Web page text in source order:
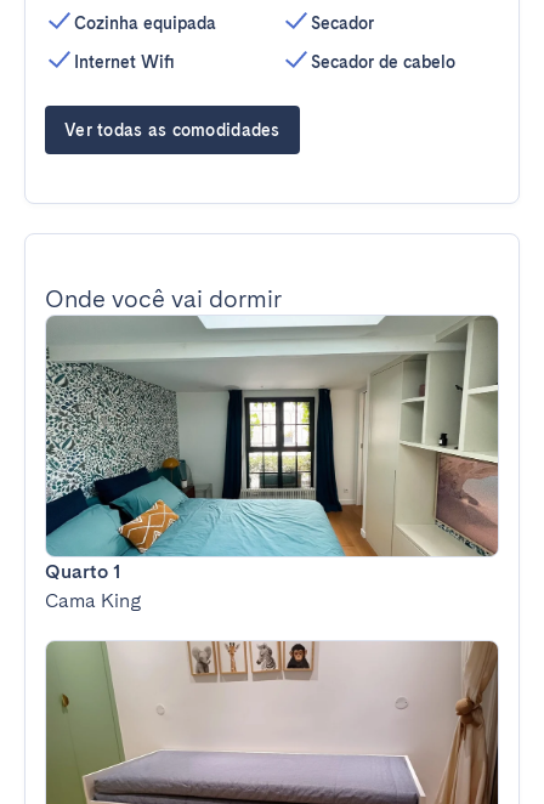
Cozinha equipada
Internet Wifi
Secador
Secador de cabelo
Ver todas as comodidades
Onde você vai dormir
Quarto 1
Cama King